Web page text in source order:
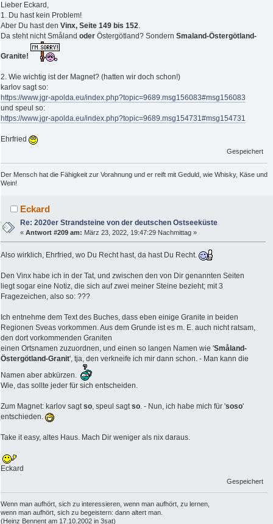
Lieber Eckard,
1. Du hast kein Problem!
Aber Du hast den Vinx, Seite 149 bis 152.
Da steht nicht Småland oder Östergötland? Sondern Smaland-Östergötland-
Granite!
2. Wie wichtig ist der Magnet? (hatten wir doch schon!)
karlov sagt so:
https://www.jgr-apolda.eu/index.php?topic=9689.msg156083#msg156083
und speul so:
https://www.jgr-apolda.eu/index.php?topic=9689.msg154731#msg154731
Ehrfried
Gespeichert
Der Mensch hat die Fähigkeit zur Vorahnung und er reift mit Geduld, wie Whisky, Käse und
Wein!
Eckard
Re: 2020er Strandsteine von der deutschen Ostseeküste
«Antwort #209 am: März 23, 2022, 19:47:29 Nachmittag »
Also wirklich, Ehrfried, wo Du Recht hast, da hast Du Recht.
Den Vinx habe ich in der Tat, und zwischen den von Dir genannten Seiten
liegt sogar eine Notiz, die sich auf zwei meiner Steine bezieht; mit 3
Fragezeichen, also so: ???
Ich entnehme dem Text des Buches, dass eben einige Granite in beiden
Regionen Sveas vorkommen. Aus dem Grunde ist es m. E. auch nicht ratsam,
den dort vorkommenden Graniten
einen Ortsnamen zuzuordnen, und einen so langen Namen wie 'Småland-
Östergötland-Granit', tja, den verkneife ich mir dann schon. - Man kann die
Namen aber abkürzen.
Wie, das sollte jeder für sich entscheiden.
Zum Magnet: karlov sagtso, speul sagtso. - Nun, ich habe mich für 'soso'
entschieden.
Take it easy, altes Haus. Mach Dir weniger als nix daraus.
Eckard
Gespeichert
Wenn man aufhört, sich zu interessieren, wenn man aufhört, zu lernen,
wenn man aufhört, sich zu begeistern: dann altert man.
(Heinz Bennent am 17.10.2002 in 3sat)